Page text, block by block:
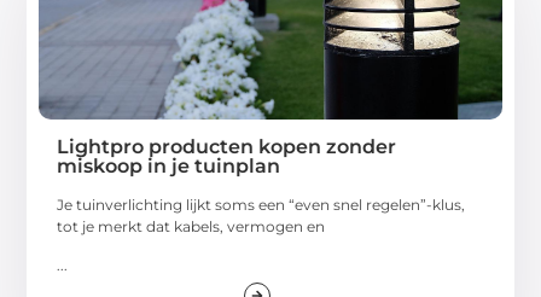
Lightpro producten kopen zonder
miskoop in je tuinplan
Je tuinverlichting lijkt soms een “even snel regelen”-klus,
tot je merkt dat kabels, vermogen en
...